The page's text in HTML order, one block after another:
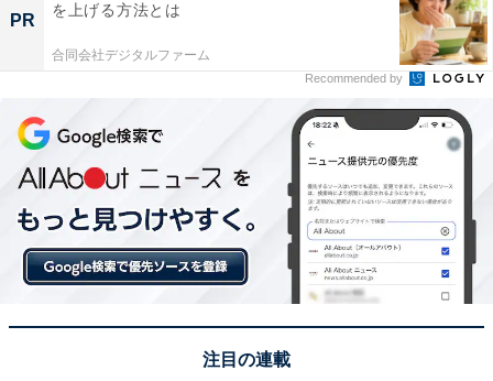
あわせて読みたい
Z世代が選ぶ「“天才探偵役”が似合う有名
人」ランキング！ 2位は「山田涼介」、では1
この記事の執筆者：
All About ニュース編集
部
「All About ニュース」は、ネットの話題から世の中の動きまで、暮
らしの中にあふれる「なぜ？」「どうして？」を分かりやすく伝え
るAll About発のニュースメディアです。お金や仕事、恋愛、ITに関
する疑問に対して専門家が分かりやすく回答するほか、エンタメ情
報やSNSで話題のトピックスを紹介しています。
...続きを読む
PR
を上げる方法とは
合同会社デジタルファーム
Recommended by
注目の連載